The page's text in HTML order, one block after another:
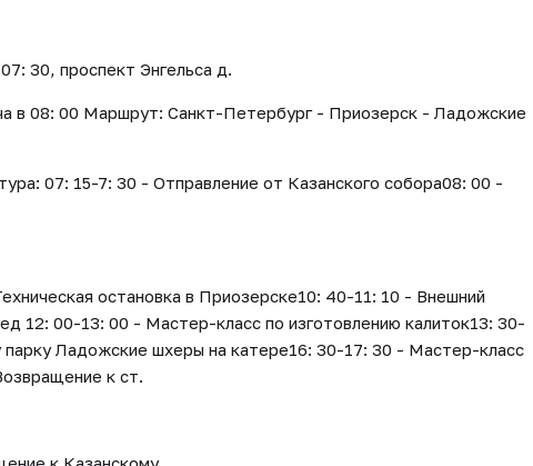
30, проспект Энгельса д.
в 08: 00 Маршрут: Санкт-Петербург - Приозерск - Ладожские
07: 15-7: 30 - Отправление от Казанского собора08: 00 -
остановка в Приозерске10: 40-11: 10 - Внешний
12: 00-13: 00 - Мастер-класс по изготовлению калиток13: 30-
парку Ладожские шхеры на катере16: 30-17: 30 - Мастер-класс
к ст.